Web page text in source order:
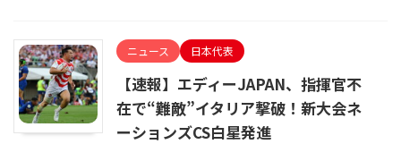
ニュース 日本代表
【速報】エディーJAPAN、指揮官不
在で“難敵”イタリア撃破！新大会ネ
ーションズCS白星発進